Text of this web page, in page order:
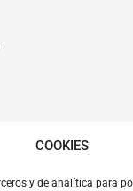
COOKIES
y de analítica para
Tenerife:Calle